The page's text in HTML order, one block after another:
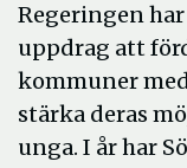
Regeringen
uppdrag att
kommuner
stärka deras
unga. I år har